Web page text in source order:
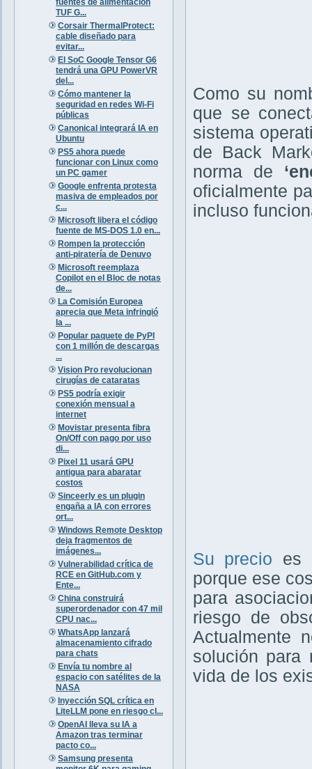
TUF G...
Corsair ThermalProtect:
cable diseñado para
evitar...
El SoC Google Tensor G6
tendrá una GPU PowerVR
del...
Cómo mantener la
seguridad en redes Wi-Fi
públicas
Canonical integrará IA en
Ubuntu
PS5 ahora puede
funcionar con Linux como
un PC gamer
Google enfrenta protesta
masiva de empleados por
c...
Microsoft libera el código
fuente de MS-DOS 1.0 en...
Rompen la protección
anti-piratería de Denuvo
Microsoft reemplaza
Copilot en el Bloc de notas
de...
La Comisión Europea
aprecia que Meta infringió
la ...
Popular paquete de PyPI
con 1 millón de descargas
...
Vision Pro revolucionan
cirugías de cataratas
PS5 podría exigir
conexión mensual a
internet
Movistar presenta fibra
On/Off con pago por uso
di...
Pixel 11 usará GPU
antigua para abaratar
costos
Sinceerly es un plugin
engaña a IA con errores
ort...
Windows Remote Desktop
deja fragmentos de
imágenes...
Vulnerabilidad crítica de
RCE en GitHub.com y
Ente...
China construirá
superordenador con 47 mil
CPU nac...
WhatsApp lanzará
almacenamiento cifrado
para chats
Envía tu nombre al
espacio con satélites de la
NASA
Inyección SQL crítica en
LiteLLM pone en riesgo cl...
OpenAI lleva su IA a
Amazon tras terminar
pacto co...
Samsung presenta
Como su
que se
sistema
de Back
norma de
oficialmente
incluso
Su precio es
porque ese
para
riesgo de
Actualmente
solución para
vida de los